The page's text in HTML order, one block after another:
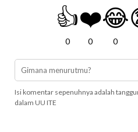
👍
0
❤️
0
😂
0
Isi komentar sepenuhnya adalah
dalam UU ITE